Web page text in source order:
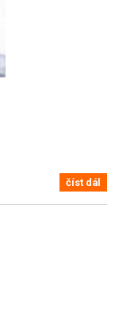
číst dál